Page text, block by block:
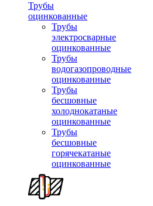
Трубы
оцинкованные
Трубы
электросварные
оцинкованные
Трубы
водогазопроводные
оцинкованные
Трубы
бесшовные
холоднокатаные
оцинкованные
Трубы
бесшовные
горячекатаные
оцинкованные